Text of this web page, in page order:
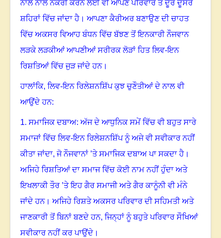
ਨਾਲ ਨਾਲ ਨੌਕਰੀ ਕਰਨ ਲਈ ਵੀ ਆਪਣੇ ਪਰਿਵਾਰ ਤੋਂ ਦੂਰ ਦੂਸਰੇ
ਸ਼ਹਿਰਾਂ ਵਿੱਚ ਜਾਂਦਾ ਹੈ । ਆਪਣਾ ਕੈਰੀਅਰ ਬਣਾਉਣ ਦੀ ਚਾਹਤ
ਵਿੱਚ ਅਕਸਰ ਵਿਆਹ ਬੰਧਨ ਵਿੱਚ ਬੱਝਣ ਤੋਂ ਇਨਕਾਰੀ ਨੌਜਵਾਨ
ਲੜਕੇ ਲੜਕੀਆਂ ਆਪਣੀਆਂ ਸਰੀਰਕ ਲੋੜਾਂ ਹਿਤ ਲਿਵ-ਇਨ
ਰਿਸ਼ਤਿਆਂ ਵਿੱਚ ਜੁੜ ਜਾਂਦੇ ਹਨ।
ਹਾਲਾਂਕਿ, ਲਿਵ-ਇਨ ਰਿਲੇਸ਼ਨਸ਼ਿੱਪ ਕੁਝ ਚੁਣੌਤੀਆਂ ਦੇ ਨਾਲ ਵੀ
ਆਉਂਦੇ ਹਨ:
1. ਸਮਾਜਿਕ ਦਬਾਅ: ਅੱਜ ਦੇ ਆਧੁਨਿਕ ਸਮੇਂ ਵਿੱਚ ਵੀ ਬਹੁਤ ਸਾਰੇ
ਸਮਾਜਾਂ ਵਿੱਚ ਲਿਵ-ਇਨ ਰਿਲੇਸ਼ਨਸ਼ਿੱਪ ਨੂੰ ਅਜੇ ਵੀ ਸਵੀਕਾਰ ਨਹੀਂ
ਕੀਤਾ ਜਾਂਦਾ,ਜੋ ਨੌਜਵਾਨਾਂ ’ਤੇ ਸਮਾਜਿਕ ਦਬਾਅ ਪਾ ਸਕਦਾ ਹੈ ।
ਅਜਿਹੇ ਰਿਸ਼ਤਿਆਂ ਦਾ ਸਮਾਜ ਵਿੱਚ ਕੋਈ ਨਾਮ ਨਹੀਂ ਹੁੰਦਾ ਅਤੇ
ਇਖਲਾਕੀ ਤੌਰ ’ਤੇ ਇਹ ਗੈਰ ਸਮਾਜੀ ਅਤੇ ਗੈਰ ਕਾਨੂੰਨੀ ਵੀ ਮੰਨੇ
ਜਾਂਦੇ ਹਨ। ਅਜਿਹੇ ਰਿਸ਼ਤੇ ਅਕਸਰ ਪਰਿਵਾਰ ਦੀ ਸਹਿਮਤੀ ਅਤੇ
ਜਾਣਕਾਰੀ ਤੋਂ ਬਿਨਾਂ ਬਣਦੇ ਹਨ, ਜਿਨ੍ਹਾਂ ਨੂੰ ਬਹੁਤੇ ਪਰਿਵਾਰ ਸੌਖਿਆਂ
ਸਵੀਕਾਰ ਨਹੀਂ ਕਰ ਪਾਉਂਦੇ ।